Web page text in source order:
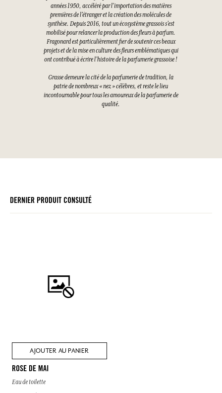
années 1950, accéléré par l’importation des matières
premières de l’étranger et la création des molécules de
synthèse. Depuis 2016, tout un écosystème grassois s’est
mobilisé pour relancer la production des fleurs à parfum.
Fragonard est particulièrement fier de soutenir ces beaux
projets et de la mise en culture des fleurs emblématiques qui
ont contribué à écrire l’histoire de la parfumerie grassoise !
Grasse demeure la cité de la parfumerie de tradition, la
patrie de nombreux « nez » célèbres, et reste le lieu
incontournable pour tous les amoureux de la parfumerie de
qualité.
DERNIER PRODUIT CONSULTÉ
AJOUTER AU PANIER
ROSE DE MAI
Eau de toilette